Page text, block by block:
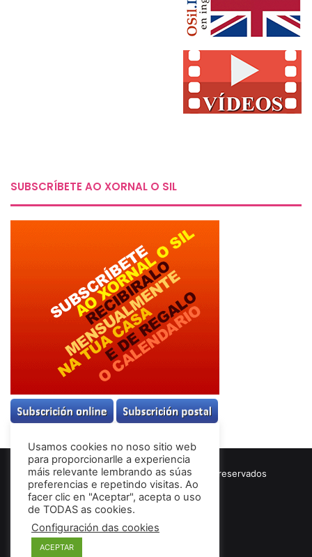
SUBSCRÍBETE AO XORNAL O SIL
© Copyright 2026, Todos los derechos reservados
Términos & Condiciones
Usamos cookies no noso sitio web
para proporcionarlle a experiencia
máis relevante lembrando as súas
preferencias e repetindo visitas. Ao
facer clic en "Aceptar", acepta o uso
de TODAS as cookies.
Configuración das cookies
ACEPTAR